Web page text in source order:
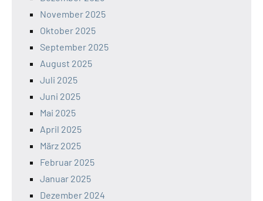
November 2025
Oktober 2025
September 2025
August 2025
Juli 2025
Juni 2025
Mai 2025
April 2025
März 2025
Februar 2025
Januar 2025
Dezember 2024